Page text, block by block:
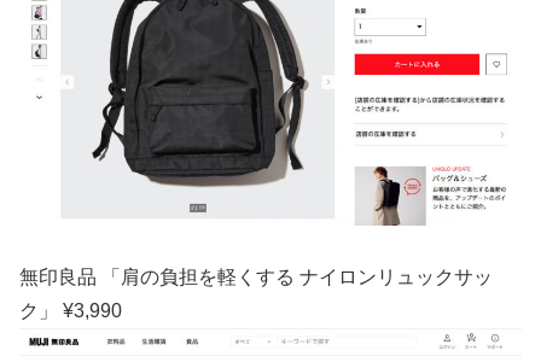
無印良品 「肩の負担を軽くする ナイロンリュックサッ
ク」 ¥3,990